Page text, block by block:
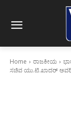
Home ರಾಜಕೀಯ
ಸಚಿವ ಯು.ಟಿ.ಖಾದರ್